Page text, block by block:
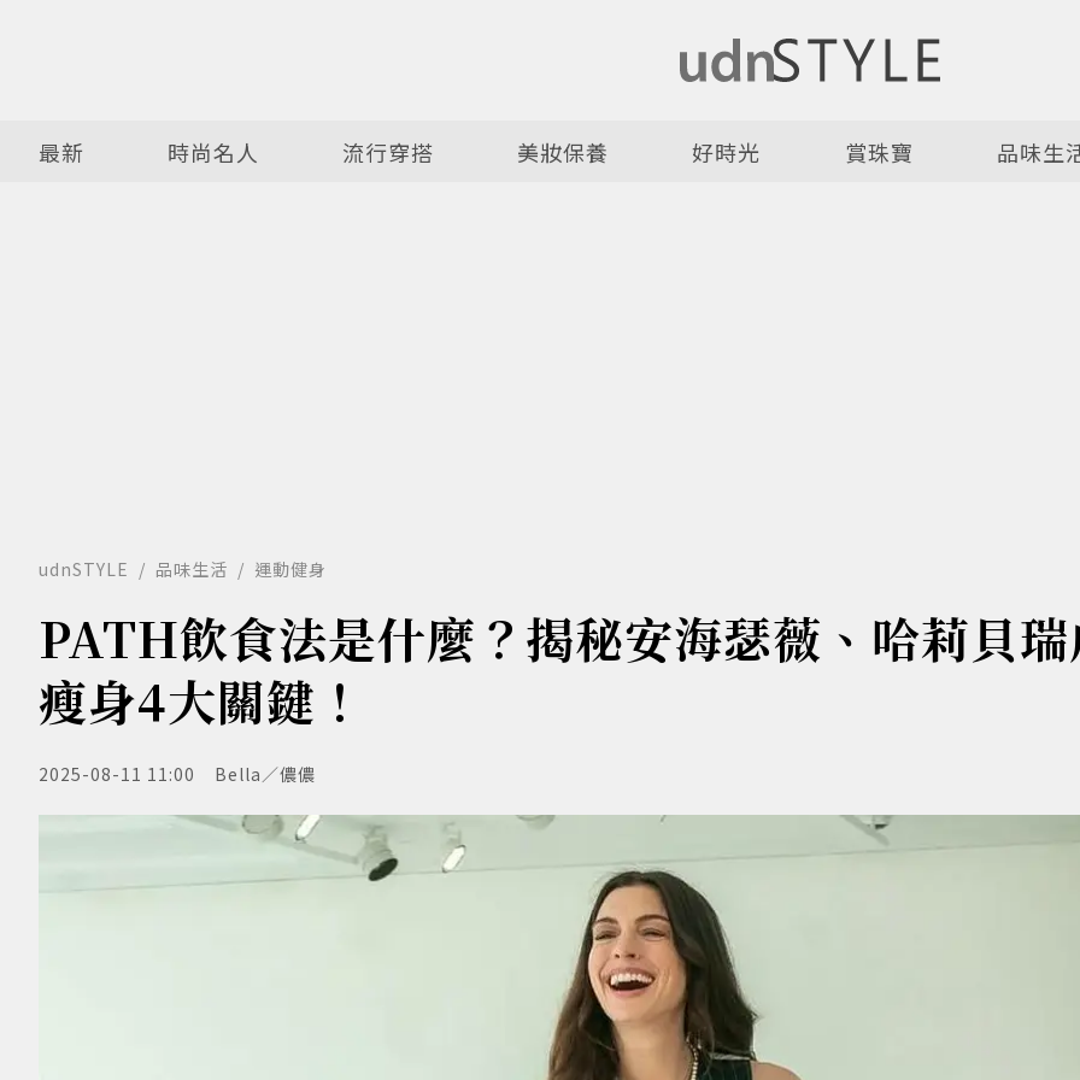
最新 時尚名人 流行穿搭 美妝保養 好時光 賞珠寶 品味生
udnSTYLE 品味生活 運動健身
PATH飲食法是什麼？揭秘安海瑟薇、哈莉貝
瘦身4大關鍵！
2025-08-11 11:00 Bella／儂儂